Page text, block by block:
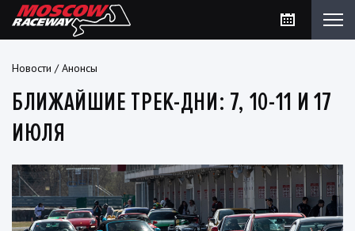
Новости /Анонсы
БЛИЖАЙШИЕ ТРЕК-ДНИ: 7, 10-11 И 17
ИЮЛЯ